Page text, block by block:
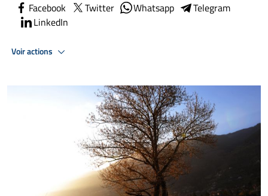
Facebook Twitter Whatsapp
Telegram
LinkedIn
Voir actions